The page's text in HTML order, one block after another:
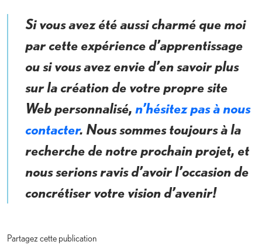
Si vous avez été aussi charmé que moi
par cette expérience d’apprentissage
ou si vous avez envie d’en savoir plus
sur la création de votre propre site
Web personnalisé,n’hésitez pas à nous
contacter. Nous sommes toujours à la
recherche de notre prochain projet, et
nous serions ravis d’avoir l’occasion de
concrétiser votre vision d’avenir!
Partagez cette publication